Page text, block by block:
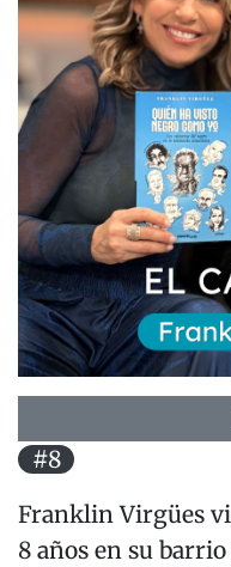
#8
Franklin Virgües
8 años en su